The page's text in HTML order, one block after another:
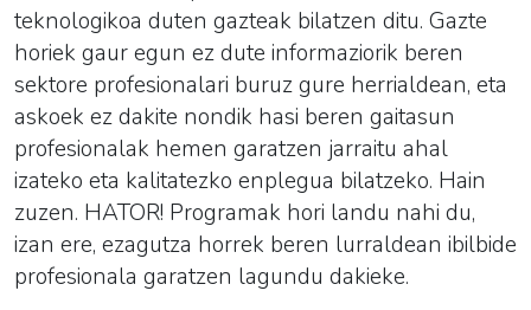
teknologikoa duten gazteak bilatzen ditu. Gazte
horiek gaur egun ez dute informaziorik beren
sektore profesionalari buruz gure herrialdean, eta
askoek ez dakite nondik hasi beren gaitasun
profesionalak hemen garatzen jarraitu ahal
izateko eta kalitatezko enplegua bilatzeko. Hain
zuzen. HATOR! Programak hori landu nahi du,
izan ere, ezagutza horrek beren lurraldean ibilbide
profesionala garatzen lagundu dakieke.